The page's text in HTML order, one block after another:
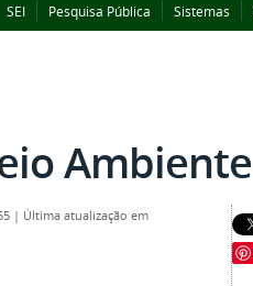
SEI Pesquisa Pública Sistemas
Ambiente
| Última atualização em